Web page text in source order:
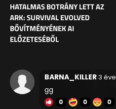
HATALMAS BOTRÁNY LETT AZ
ARK: SURVIVAL EVOLVED
BŐVÍTMÉNYÉNEK AI
ELŐZETESÉBŐL
BARNA_KILLER3 éve
gg
0 0 0